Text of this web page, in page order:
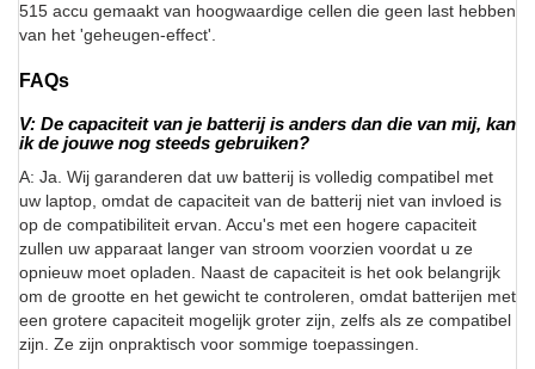
515 accu gemaakt van hoogwaardige cellen die geen last hebben
van het 'geheugen-effect'.
FAQs
V: De capaciteit van je batterij is anders dan die van mij, kan
ik de jouwe nog steeds gebruiken?
A: Ja. Wij garanderen dat uw batterij is volledig compatibel met
uw laptop, omdat de capaciteit van de batterij niet van invloed is
op de compatibiliteit ervan. Accu's met een hogere capaciteit
zullen uw apparaat langer van stroom voorzien voordat u ze
opnieuw moet opladen. Naast de capaciteit is het ook belangrijk
om de grootte en het gewicht te controleren, omdat batterijen met
een grotere capaciteit mogelijk groter zijn, zelfs als ze compatibel
zijn. Ze zijn onpraktisch voor sommige toepassingen.